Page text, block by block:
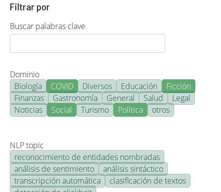
Filtrar por
Buscar palabras clave
Dominio
Biología
COVID Diversos Educación
Ficción
Finanzas
Gastronomía General Salud
Legal
Noticias
Social Turismo Política otros
NLP topic
reconocimiento de entidades nombradas
análisis de sentimiento
análisis sintáctico
transcripción automática
clasificación de textos